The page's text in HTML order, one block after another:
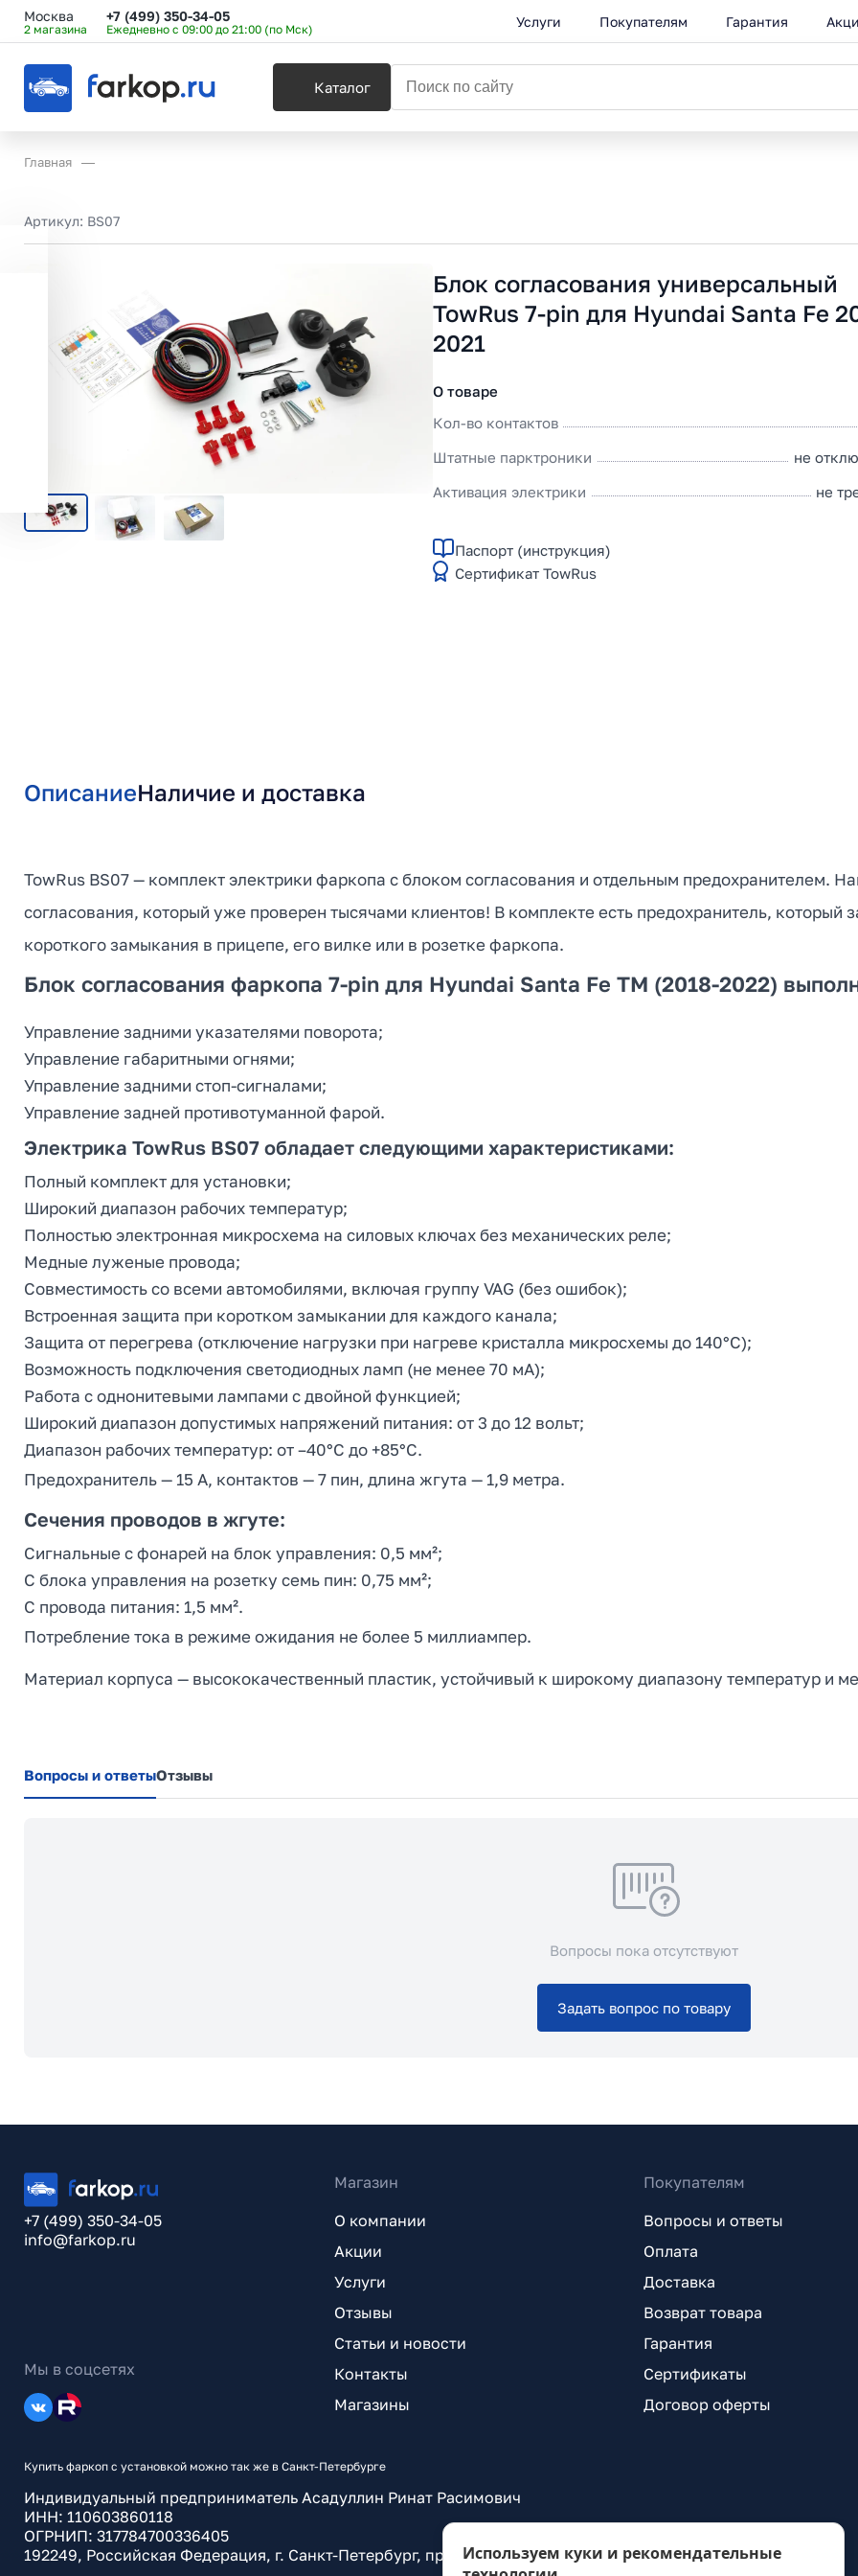
Москва
2 магазина
+7 (499) 350-34-05
Ежедневно с 09:00 до 21:00 (по Мск) Услуги Покупателям Гарантия
Каталог
Главная
Артикул: BS07
Блок согласования универсальный
TowRus 7-pin для Hyundai Santa Fe
2021
О товаре
Кол-во контактов
Штатные парктроники
не
Активация электрики
не
Паспорт (инструкция)
Сертификат TowRus
ОписаниеНаличие и доставка
TowRus BS07 — комплект электрики фаркопа с блоком согласования и отдельным предохранителем.
согласования, который уже проверен тысячами клиентов! В комплекте есть предохранитель, который
короткого замыкания в прицепе, его вилке или в розетке фаркопа.
Блок согласования фаркопа 7-pin для Hyundai Santa Fe TM (2018-2022)
Управление задними указателями поворота;
Управление габаритными огнями;
Управление задними стоп-сигналами;
Управление задней противотуманной фарой.
Электрика TowRus BS07 обладает следующими характеристиками:
Полный комплект для установки;
Широкий диапазон рабочих температур;
Полностью электронная микросхема на силовых ключах без механических реле;
Медные луженые провода;
Совместимость со всеми автомобилями, включая группу VAG (без ошибок);
Встроенная защита при коротком замыкании для каждого канала;
Защита от перегрева (отключение нагрузки при нагреве кристалла микросхемы до 140°C);
Возможность подключения светодиодных ламп (не менее 70 мА);
Работа с однонитевыми лампами с двойной функцией;
Широкий диапазон допустимых напряжений питания: от 3 до 12 вольт;
Диапазон рабочих температур: от –40°C до +85°C.
Предохранитель — 15 А, контактов — 7 пин, длина жгута — 1,9 метра.
Сечения проводов в жгуте:
Сигнальные с фонарей на блок управления: 0,5 мм²;
С блока управления на розетку семь пин: 0,75 мм²;
С провода питания: 1,5 мм².
Потребление тока в режиме ожидания не более 5 миллиампер.
Материал корпуса — высококачественный пластик, устойчивый к широкому диапазону температур и
Вопросы и ответыОтзывы
Вопросы пока отсутствуют
Задать вопрос по товару
+7 (499) 350-34-05
info@farkop.ru
Мы в соцсетях
Магазин
О компании
Акции
Услуги
Отзывы
Статьи и новости
Контакты
Магазины
Покупателям
Вопросы и ответы
Оплата
Доставка
Возврат товара
Гарантия
Сертификаты
Договор оферты
Купить фаркоп с установкой можно так же в Санкт-Петербурге
Индивидуальный предприниматель Асадуллин Ринат Расимович
ИНН: 110603860118
ОГРНИП: 317784700336405
192249, Российская Федерация, г. Санкт-Петербург, проспект Александровской Фермы, д. 29, лит. ВГ
Используем куки и рекомендательные